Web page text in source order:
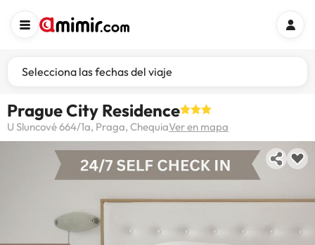
Selecciona las fechas del viaje
Prague City Residence
U Sluncové 664/1a, Praga, ChequiaVer en mapa